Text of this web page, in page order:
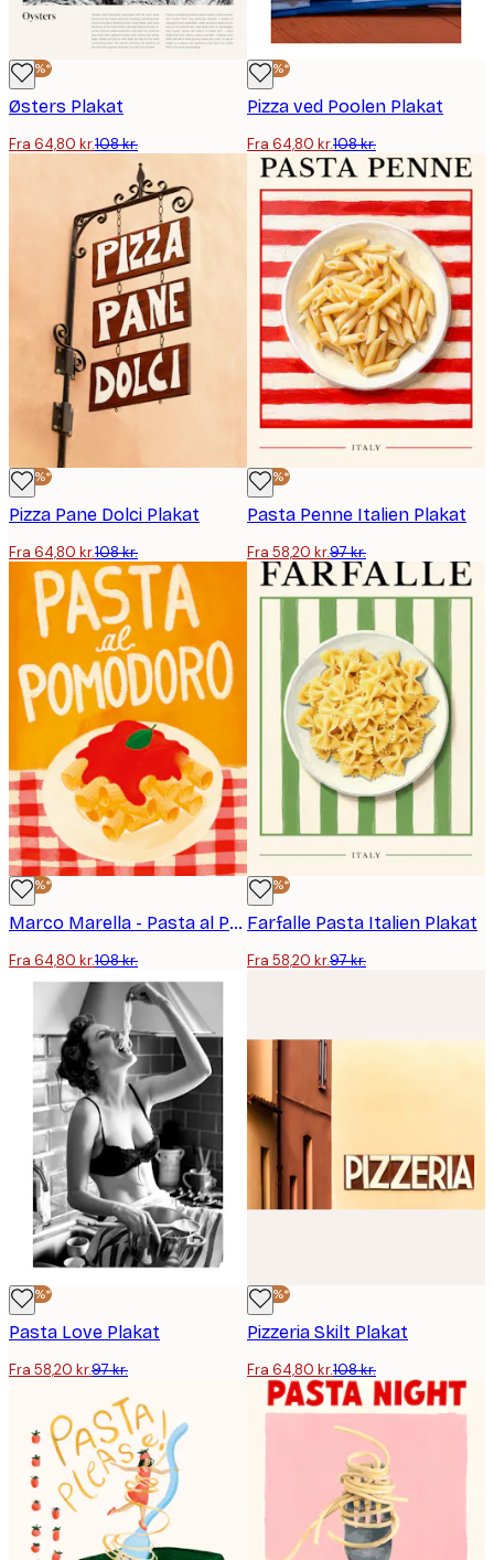
-40%*
Østers Plakat
Fra 64,80 kr.108 kr.
-40%*
Pizza ved Poolen Plakat
Fra 64,80 kr.108 kr.
-40%*
Pizza Pane Dolci Plakat
Fra 64,80 kr.108 kr.
-40%*
Pasta Penne Italien Plakat
Fra 58,20 kr.97 kr.
-40%*
Marco Marella - Pasta al Pomodoro Plakat
Fra 64,80 kr.108 kr.
-40%*
Farfalle Pasta Italien Plakat
Fra 58,20 kr.97 kr.
-40%*
Pasta Love Plakat
Fra 58,20 kr.97 kr.
-40%*
Pizzeria Skilt Plakat
Fra 64,80 kr.108 kr.